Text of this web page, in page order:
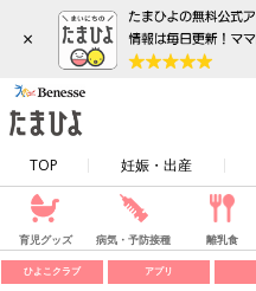
×
TOP 妊娠・出産
育児グッズ 病気・予防接種 離乳食
ひよこクラブ アプリ